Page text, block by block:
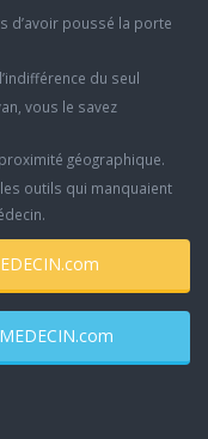
d’avoir poussé la porte
du seul
vous le savez
géographique.
outils qui manquaient